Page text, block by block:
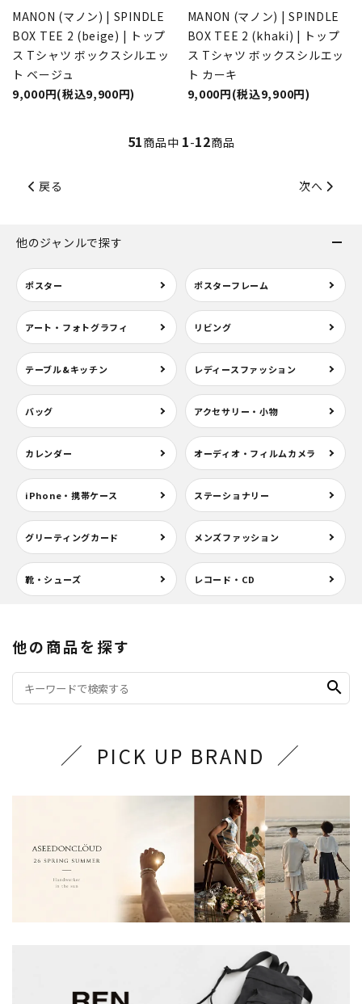
MANON (マノン) | SPINDLE
BOX TEE 2 (beige) | トップ
ス Tシャツ ボックスシルエッ
ト ベージュ
9,000円(税込9,900円)
MANON (マノン) | SPINDLE
BOX TEE 2 (khaki) | トップ
ス Tシャツ ボックスシルエッ
ト カーキ
9,000円(税込9,900円)
51商品中 1-12商品
戻る 次へ
他のジャンルで探す
ポスター ポスターフレーム
アート・フォトグラフィ リビング
テーブル&キッチン レディースファッション
バッグ アクセサリー・小物
カレンダー オーディオ・フィルムカメラ
iPhone・携帯ケース ステーショナリー
グリーティングカード メンズファッション
靴・シューズ レコード・CD
他の商品を探す
search
PICK UP BRAND